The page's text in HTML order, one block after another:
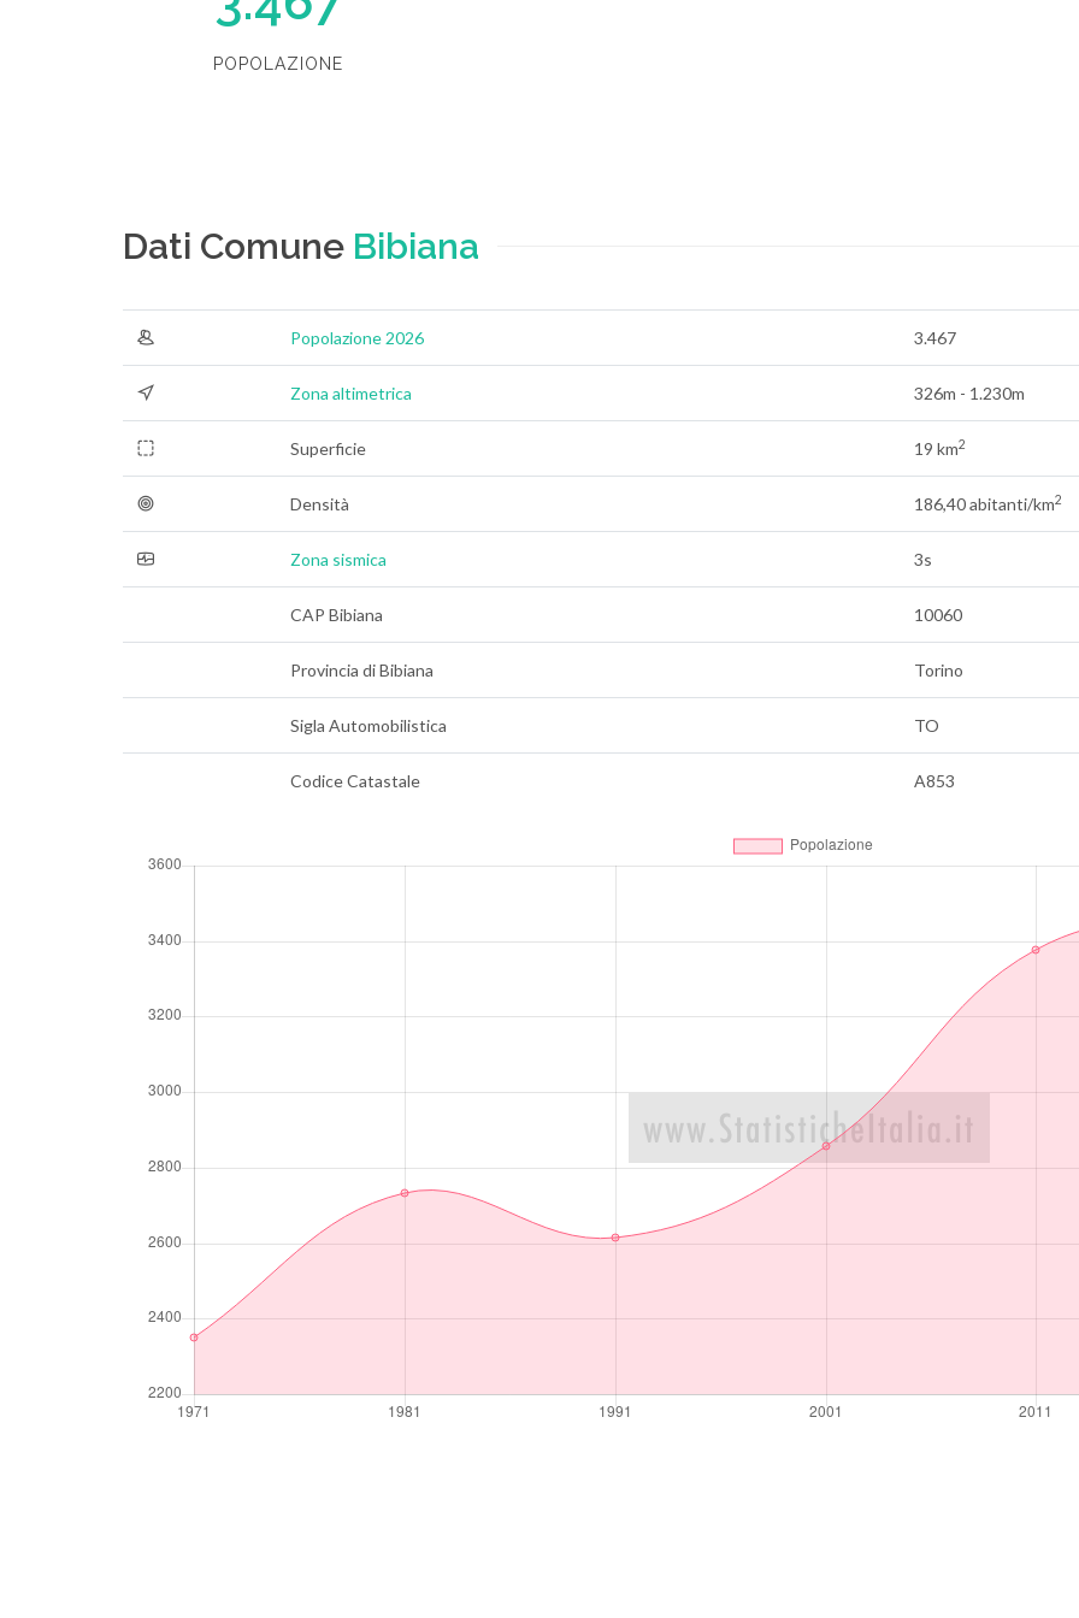
POPOLAZIONE
Dati Comune Bibiana
Popolazione 2026 3.467
Zona altimetrica 326m - 1.230m
Superficie 19 km2
Densità 186,40 abitanti/km2
Zona sismica 3s
CAP Bibiana 10060
Provincia di Bibiana Torino
Sigla Automobilistica TO
Codice Catastale A853